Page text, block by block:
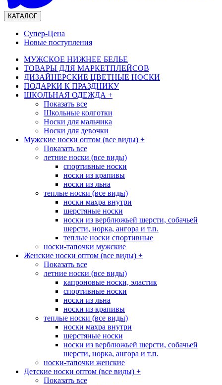
КАТАЛОГ
Супер-Цена
Новые поступления
МУЖСКОЕ НИЖНЕЕ БЕЛЬЕ
ТОВАРЫ ДЛЯ МАРКЕТПЛЕЙСОВ
ДИЗАЙНЕРСКИЕ ЦВЕТНЫЕ НОСКИ
ПОДАРКИ К ПРАЗДНИКУ
ШКОЛЬНАЯ ОДЕЖДА +
Показать все
Школьные колготки
Носки для мальчика
Носки для девочки
Мужские носки оптом (все виды) +
Показать все
летние носки (все виды)
спортивные носки
носки из крапивы
носки из льна
теплые носки (все виды)
носки махра внутри
шерстяные носки
носки из верблюжьей шерсти, собачьей
шерсти, норка, ангора и т.п.
теплые носки спортивные
носки-тапочки мужские
Женские носки оптом (все виды) +
Показать все
летние носки (все виды)
капроновые носки, эластик
спортивные носки
носки из льна
носки из крапивы
теплые носки (все виды)
носки махра внутри
шерстяные носки
носки из верблюжьей шерсти, собачьей
шерсти, норка, ангора и т.п.
носки-тапочки женские
Детские носки оптом (все виды) +
Показать все